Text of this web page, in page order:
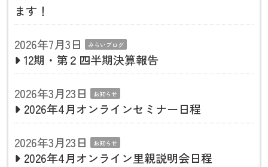
ます！
2026年7月3日
みらいブログ
12期・第２四半期決算報告
2026年3月23日
お知らせ
2026年4月オンラインセミナー日程
2026年3月23日
お知らせ
2026年4月オンライン里親説明会日程